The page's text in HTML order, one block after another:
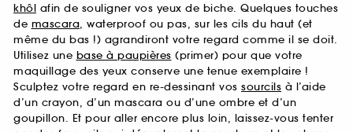
khôl afin de souligner vos yeux de biche. Quelques touches
de mascara, waterproof ou pas, sur les cils du haut (et
même du bas !) agrandiront votre regard comme il se doit.
Utilisez une base à paupières (primer) pour que votre
maquillage des yeux conserve une tenue exemplaire !
Sculptez votre regard en re-dessinant vos sourcils à l’aide
d’un crayon, d’un mascara ou d’une ombre et d’un
goupillon. Et pour aller encore plus loin, laissez-vous tenter